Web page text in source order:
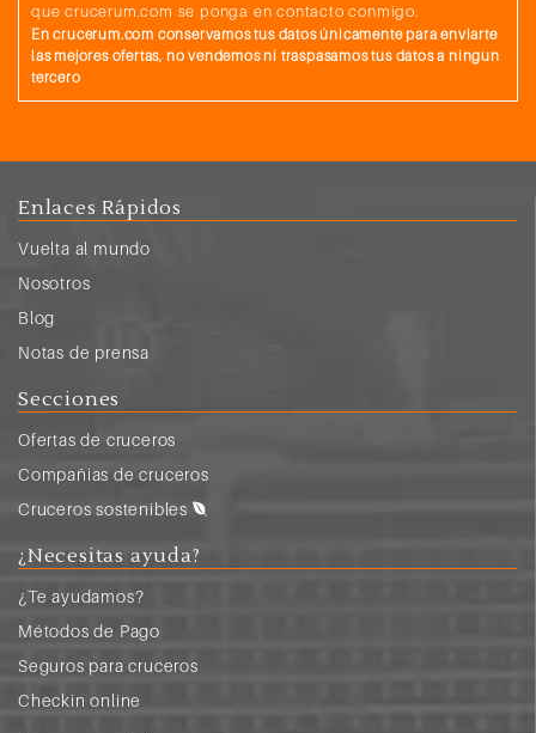
que crucerum.com se ponga en contacto conmigo.
En crucerum.com conservamos tus datos únicamente para enviarte
las mejores ofertas, no vendemos ni traspasamos tus datos a ningun
tercero
Enlaces Rápidos
Vuelta al mundo
Nosotros
Blog
Notas de prensa
Secciones
Ofertas de cruceros
Compañias de cruceros
Cruceros sostenibles
¿Necesitas ayuda?
¿Te ayudamos?
Métodos de Pago
Seguros para cruceros
Checkin online